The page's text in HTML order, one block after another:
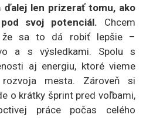
ďalej len prizerať tomu, ako
svoj potenciál. Chcem
že sa to dá robiť lepšie –
a s výsledkami. Spolu s
aj energiu, ktoré vieme
mesta. Zároveň si
o krátky šprint pred voľbami,
práce počas celého